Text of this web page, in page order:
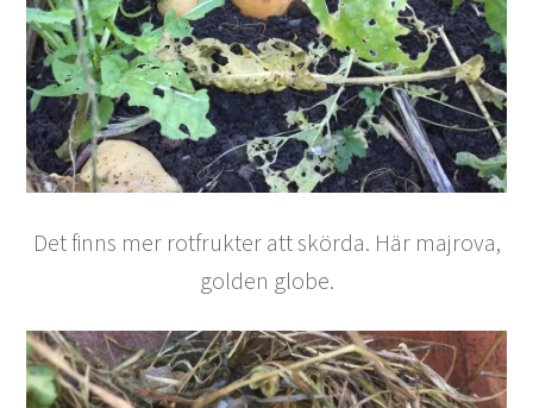
Det finns mer rotfrukter att skörda. Här majrova,
golden globe.